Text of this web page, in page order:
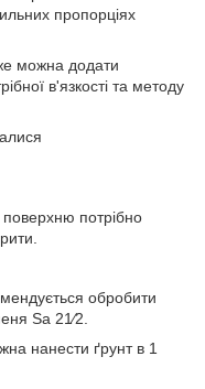
пропорціях
можна додати
в'язкості та методу
потрібно
обробити
Sa 21⁄2.
нанести ґрунт в 1